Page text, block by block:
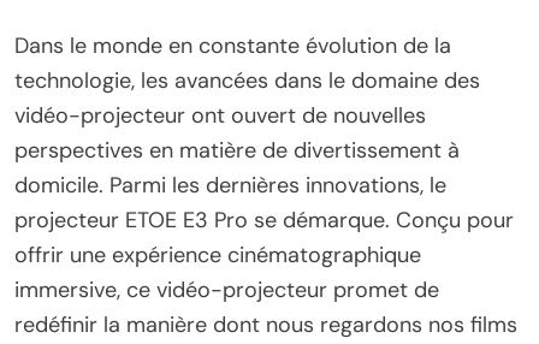
Dans le monde en constante évolution de la
technologie, les avancées dans le domaine des
vidéo-projecteur ont ouvert de nouvelles
perspectives en matière de divertissement à
domicile. Parmi les dernières innovations, le
projecteur ETOE E3 Pro se démarque. Conçu pour
offrir une expérience cinématographique
immersive, ce vidéo-projecteur promet de
redéfinir la manière dont nous regardons nos films